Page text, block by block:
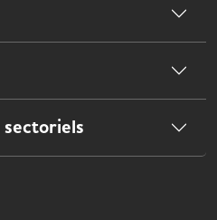
sectoriels